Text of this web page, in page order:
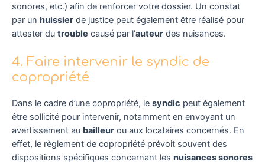
sonores, etc.) afin de renforcer votre dossier. Un constat
par un huissier de justice peut également être réalisé pour
attester du trouble causé par l’auteur des nuisances.
4. Faire intervenir le syndic de
copropriété
Dans le cadre d’une copropriété, le syndic peut également
être sollicité pour intervenir, notamment en envoyant un
avertissement au bailleur ou aux locataires concernés. En
effet, le règlement de copropriété prévoit souvent des
dispositions spécifiques concernant les nuisances sonores